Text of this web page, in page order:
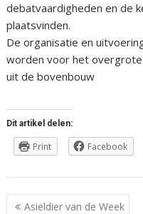
debatvaardigheden en de
plaatsvinden.
De organisatie en
worden voor het
uit de bovenbouw
Dit artikel delen:
Print Facebook
Berichtnavigatie
Asieldier van de Week